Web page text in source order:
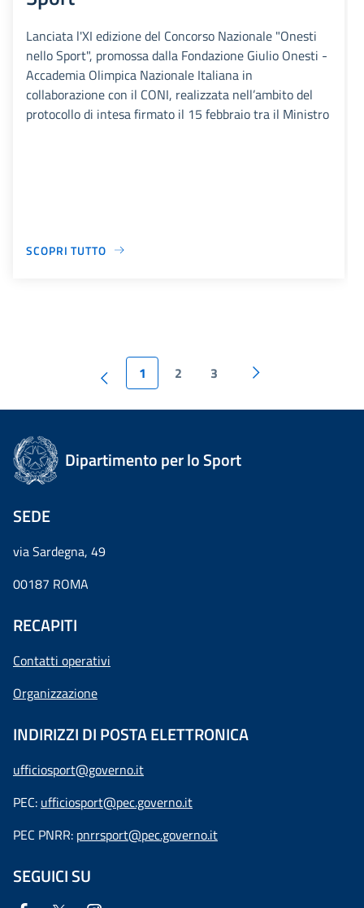
Lanciata l'XI edizione del Concorso Nazionale "Onesti
nello Sport", promossa dalla Fondazione Giulio Onesti -
Accademia Olimpica Nazionale Italiana in
collaborazione con il CONI, realizzata nell’ambito del
protocollo di intesa firmato il 15 febbraio tra il Ministro
SCOPRI TUTTO
1 2 3
Dipartimento per lo Sport
SEDE
via Sardegna, 49
00187 ROMA
RECAPITI
Contatti operativi
Organizzazione
INDIRIZZI DI POSTA ELETTRONICA
ufficiosport@governo.it
PEC: ufficiosport@pec.governo.it
PEC PNRR: pnrrsport@pec.governo.it
SEGUICI SU